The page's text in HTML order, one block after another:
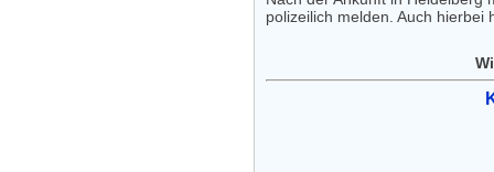
polizeilich melden. Auch hierbei